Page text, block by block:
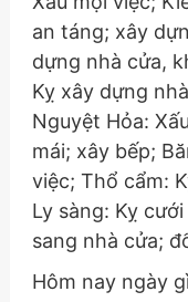
an táng; xây
dựng nhà cửa,
Kỵ xây dựng
Nguyệt Hỏa:
mái; xây bếp;
việc; Thổ cẩm:
Ly sàng: Kỵ
sang nhà cửa;
Hôm nay ngày